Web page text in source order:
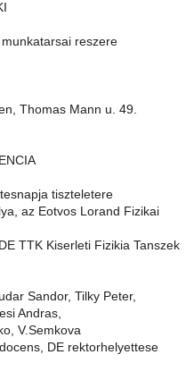
reszere
Thomas Mann u. 49.
tiszteletere
az Eotvos Lorand Fizikai
TTK Kiserleti Fizikia Tanszek
Sandor, Tilky Peter,
Andras,
V.Semkova
DE rektorhelyettese